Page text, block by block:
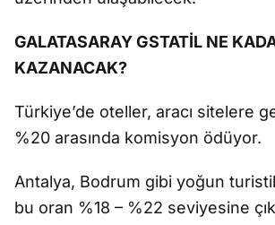
GALATASARAY GSTATİL NE
KAZANACAK?
Türkiye’de oteller, aracı sitelere
%20 arasında komisyon ödüyor.
Antalya, Bodrum gibi yoğun
bu oran %18 – %22 seviyesine